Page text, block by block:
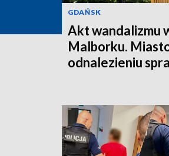
GDAŃSK
Akt wandalizmu
Malborku.
odnalezieniu